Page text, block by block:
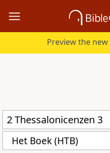
Preview the new
Het Boek (HTB)